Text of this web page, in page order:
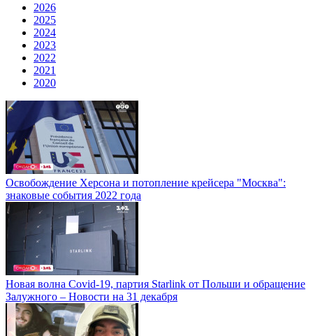
2026
2025
2024
2023
2022
2021
2020
Освобождение Херсона и потопление крейсера "Москва":
знаковые события 2022 года
Новая волна Covid-19, партия Starlink от Польши и обращение
Залужного – Новости на 31 декабря